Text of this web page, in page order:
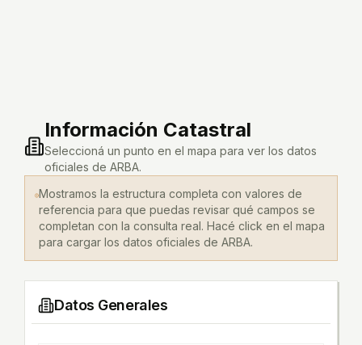
Información Catastral
Seleccioná un punto en el mapa para ver los datos
oficiales de ARBA.
Mostramos la estructura completa con valores de
referencia para que puedas revisar qué campos se
completan con la consulta real. Hacé click en el mapa
para cargar los datos oficiales de ARBA.
Datos Generales